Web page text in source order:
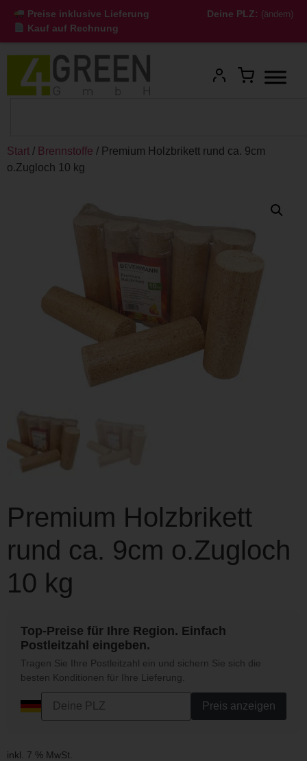
Preise inklusive Lieferung Deine PLZ: (ändern)
Kauf auf Rechnung
Start / Brennstoffe / Premium Holzbrikett rund ca. 9cm
o.Zugloch 10 kg
Premium Holzbrikett
rund ca. 9cm o.Zugloch
10 kg
Top-Preise für Ihre Region. Einfach
Postleitzahl eingeben.
Tragen Sie Ihre Postleitzahl ein und sichern Sie sich die
besten Konditionen für Ihre Lieferung.
Preis anzeigen
inkl. 7 % MwSt.